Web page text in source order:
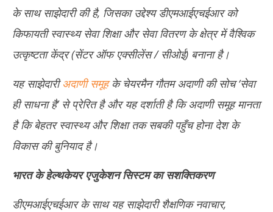
June
25,
2025
के साथ साझेदारी की है, जिसका उद्देश्य डीएमआईएचईआर को
किफायती स्वास्थ्य सेवा शिक्षा और सेवा वितरण के क्षेत्र में वैश्विक
उत्कृष्टता केंद्र (सेंटर ऑफ एक्सीलेंस / सीओई) बनाना है।
यह साझेदारीअदाणी समूहके चेयरमैन गौतम अदाणी की सोच ‘सेवा
ही साधना है’ से प्रेरित है और यह दर्शाती है कि अदाणी समूह मानता
है कि बेहतर स्वास्थ्य और शिक्षा तक सबकी पहुँच होना देश के
विकास की बुनियाद है।
भारत के हेल्थकेयर एजुकेशन सिस्टम का सशक्तिकरण
डीएमआईएचईआर के साथ यह साझेदारी शैक्षणिक नवाचार,